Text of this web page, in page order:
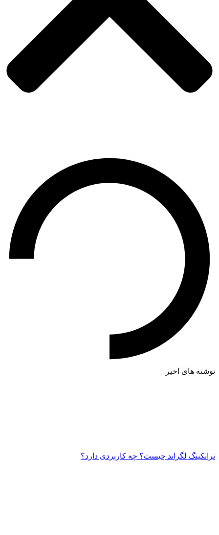
نوشته های اخیر
ترانکینگ لگراند چیست؟ چه کاربردی دارد؟